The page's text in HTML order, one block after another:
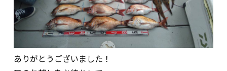
ありがとうございました！